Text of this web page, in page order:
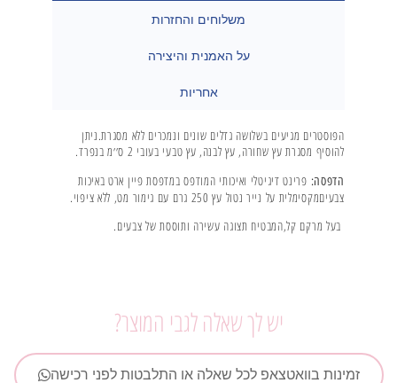
משלוחים והחזרות
על האמנית והיצירה
אחריות
הפוסטרים מגיעים בשלושה גדלים שונים ונמכרים ללא מסגרת.ניתן
להוסיף מסגרת עץ שחורה, עץ לבנה, עץ טבעי בעובי 2 ס׳׳מ בנפרד.
הדפסה: פרינט דיגיטלי ואיכותי המודפס במדפסת פיין ארט באיכות
צבעיםמקסימלית על נייר נטול עץ 250 גרם עם גימור מט, ללא ציפוי.
בעל מרקם קל,המבטיח תצוגה עשירה ותוססת של צבעים.
יש לך שאלה לגבי המוצר?
זמינות בוואטצאפ לכל שאלה או התלבטות לפני רכישה